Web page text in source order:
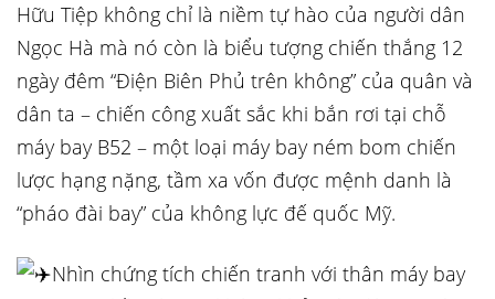
Hữu Tiệp không chỉ là niềm tự hào của người dân
Ngọc Hà mà nó còn là biểu tượng chiến thắng 12
ngày đêm “Điện Biên Phủ trên không” của quân và
dân ta – chiến công xuất sắc khi bắn rơi tại chỗ
máy bay B52 – một loại máy bay ném bom chiến
lược hạng nặng, tầm xa vốn được mệnh danh là
“pháo đài bay” của không lực đế quốc Mỹ.
Nhìn chứng tích chiến tranh với thân máy bay